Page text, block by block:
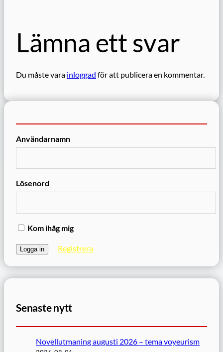
Lämna ett svar
Du måste vara inloggad för att publicera en kommentar.
Användarnamn
Lösenord
Kom ihåg mig
Registrera
Senaste nytt
Novellutmaning augusti 2026 – tema voyeurism